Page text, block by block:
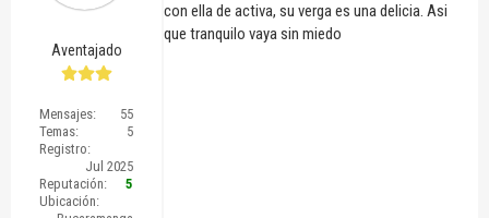
Aventajado
Mensajes:
55
Temas:
5
Registro:
Jul 2025
Reputación:
5
Ubicación:
con ella de activa, su verga es una delicia. Asi
que tranquilo vaya sin miedo